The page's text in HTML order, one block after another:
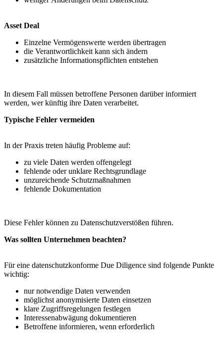
Asset Deal
Einzelne Vermögenswerte werden übertragen
die Verantwortlichkeit kann sich ändern
zusätzliche Informationspflichten entstehen
In diesem Fall müssen betroffene Personen darüber informiert
werden, wer künftig ihre Daten verarbeitet.
Typische Fehler vermeiden
In der Praxis treten häufig Probleme auf:
zu viele Daten werden offengelegt
fehlende oder unklare Rechtsgrundlage
unzureichende Schutzmaßnahmen
fehlende Dokumentation
Diese Fehler können zu Datenschutzverstößen führen.
Was sollten Unternehmen beachten?
Für eine datenschutzkonforme Due Diligence sind folgende Punkte
wichtig:
nur notwendige Daten verwenden
möglichst anonymisierte Daten einsetzen
klare Zugriffsregelungen festlegen
Interessenabwägung dokumentieren
Betroffene informieren, wenn erforderlich